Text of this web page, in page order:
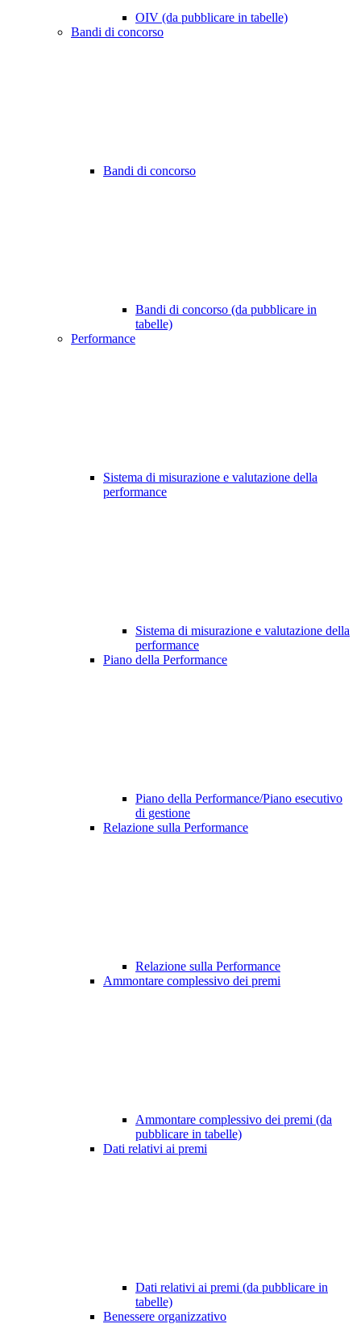
OIV (da pubblicare in tabelle)
Bandi di concorso
Bandi di concorso
Bandi di concorso (da pubblicare in
tabelle)
Performance
Sistema di misurazione e valutazione della
performance
Sistema di misurazione e valutazione della
performance
Piano della Performance
Piano della Performance/Piano esecutivo
di gestione
Relazione sulla Performance
Relazione sulla Performance
Ammontare complessivo dei premi
Ammontare complessivo dei premi (da
pubblicare in tabelle)
Dati relativi ai premi
Dati relativi ai premi (da pubblicare in
tabelle)
Benessere organizzativo